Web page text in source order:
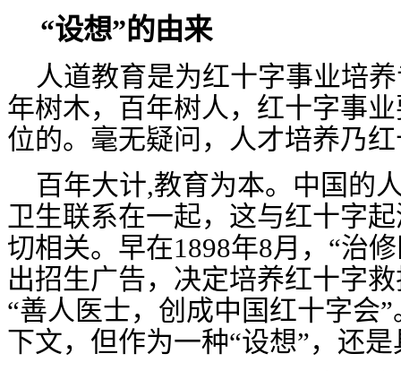
“设想”的由来
人道教育是为红十字事业培
年树木，百年树人，红十字事
位的。毫无疑问，人才培养乃
百年大计,教育为本。中国的
卫生联系在一起，这与红十字
切相关。早在1898年8月，“治
出招生广告， 决定培养红十字
“善人医士，创成中国红十字会”
下文，但作为一种“设想”，还